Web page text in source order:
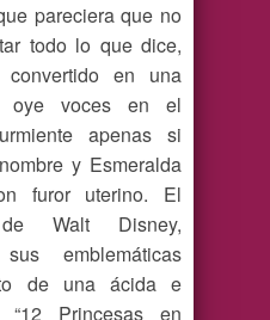
pareciera que no
todo lo que dice,
en una
oye voces en el
apenas si
y Esmeralda
furor uterino. El
Walt Disney,
emblemáticas
de una ácida e
Princesas en